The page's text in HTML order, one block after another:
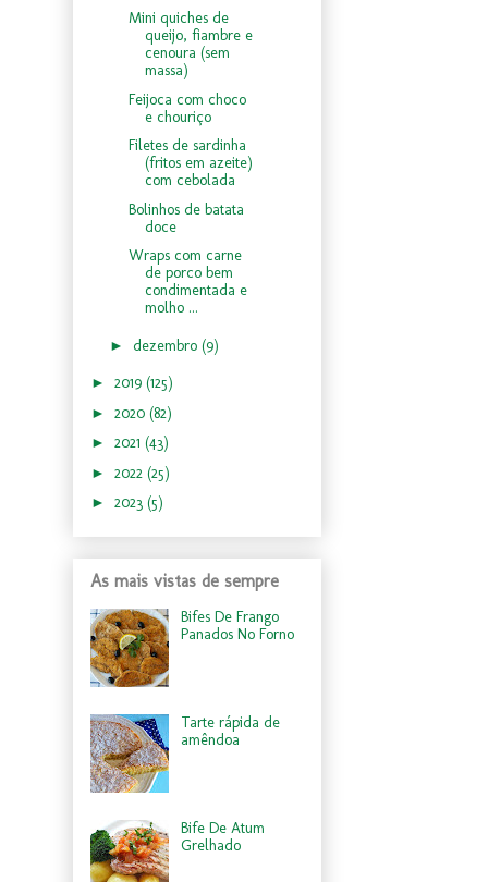
Mini quiches de
queijo, fiambre e
cenoura (sem
massa)
Feijoca com choco
e chouriço
Filetes de sardinha
(fritos em azeite)
com cebolada
Bolinhos de batata
doce
Wraps com carne
de porco bem
condimentada e
molho ...
► dezembro (9)
► 2019 (125)
► 2020 (82)
► 2021 (43)
► 2022 (25)
► 2023 (5)
As mais vistas de sempre
Bifes De Frango
Panados No Forno
Tarte rápida de
amêndoa
Bife De Atum
Grelhado